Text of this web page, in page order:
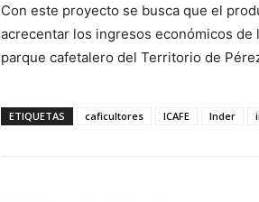
Con este proyecto se busca que el
acrecentar los ingresos económicos
parque cafetalero del Territorio de
ETIQUETAS caficultores ICAFE Inder